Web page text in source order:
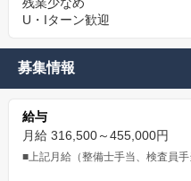
U・Iターン歓迎
募集情報
給与
月給 316,500～455,000円
■上記月給（整備士手当、検査員